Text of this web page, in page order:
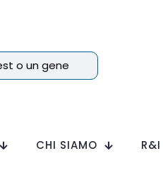
o un gene
CHI SIAMO R&I